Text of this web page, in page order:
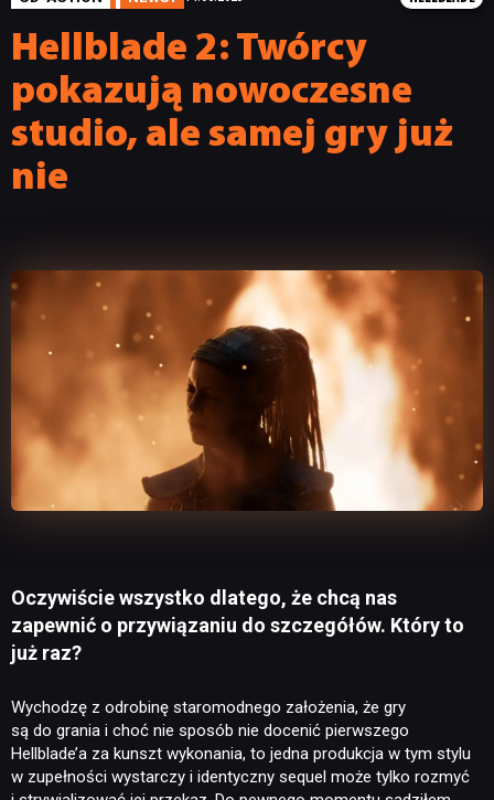
Hellblade 2: Twórcy
pokazują nowoczesne
studio, ale samej gry już
nie
Oczywiście wszystko dlatego, że chcą nas
zapewnić o przywiązaniu do szczegółów. Który to
już raz?
Wychodzę z odrobinę staromodnego założenia, że gry
są do grania i choć nie sposób nie docenić pierwszego
Hellblade’a za kunszt wykonania, to jedna produkcja w tym stylu
w zupełności wystarczy i identyczny sequel może tylko rozmyć